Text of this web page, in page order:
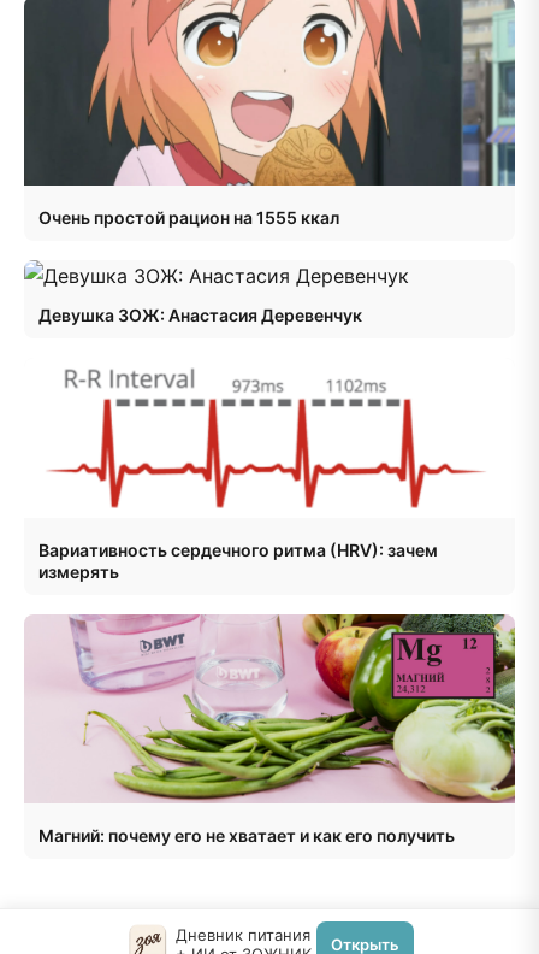
Очень простой рацион на 1555 ккал
Девушка ЗОЖ: Анастасия Деревенчук
Вариативность сердечного ритма (HRV): зачем
измерять
Магний: почему его не хватает и как его получить
Дневник питания
Открыть